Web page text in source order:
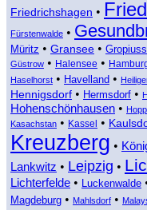
Friedrichshagen •
Fürstenwalde •
Müritz • Gransee •
Güstrow • Halensee •
Haselhorst • Havelland •
Hennigsdorf • Hermsdorf •
Hohenschönhausen •
Kasachstan • Kassel •
Kreuzberg •
Lankwitz • Leipzig •
Lichterfelde • Luckenwalde
Magdeburg • Mahlsdorf •